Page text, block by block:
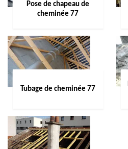
Pose de chapeau de
cheminée 77
Tubage de cheminée 77